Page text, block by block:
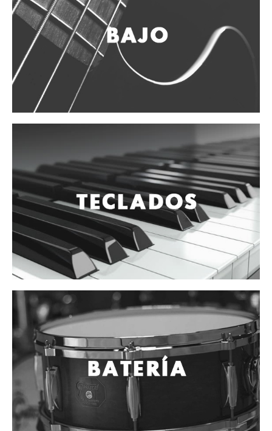
Herrajes y soportes
Cueros
Accesorios
Redoblantes
Tambores
Multi-tenores
Platillos
Baquetas, mazos y bolillos
Pergaminos
Liras
Guiros
Vientos
Accesorios
Micrófonos
Mano alámbrico
Instrumento alámbrico
Inalámbrico de mano
Inalámbrico diadema y solapa
Inalámbrico para instrumento